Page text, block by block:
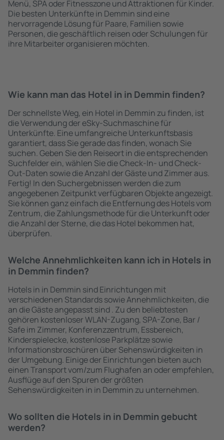
Menü, SPA oder Fitnesszone und Attraktionen für Kinder.
Die besten Unterkünfte in Demmin sind eine
hervorragende Lösung für Paare, Familien sowie
Personen, die geschäftlich reisen oder Schulungen für
ihre Mitarbeiter organisieren möchten.
Wie kann man das Hotel in in Demmin finden?
Der schnellste Weg, ein Hotel in Demmin zu finden, ist
die Verwendung der eSky-Suchmaschine für
Unterkünfte. Eine umfangreiche Unterkunftsbasis
garantiert, dass Sie gerade das finden, wonach Sie
suchen. Geben Sie den Reiseort in die entsprechenden
Suchfelder ein, wählen Sie die Check-In- und Check-
Out-Daten sowie die Anzahl der Gäste und Zimmer aus.
Fertig! In den Suchergebnissen werden die zum
angegebenen Zeitpunkt verfügbaren Objekte angezeigt.
Sie können ganz einfach die Entfernung des Hotels vom
Zentrum, die Zahlungsmethode für die Unterkunft oder
die Anzahl der Sterne, die das Hotel bekommen hat,
überprüfen.
Welche Annehmlichkeiten kann ich in Hotels in
in Demmin finden?
Hotels in in Demmin sind Einrichtungen mit
verschiedenen Standards sowie Annehmlichkeiten, die
an die Gäste angepasst sind . Zu den beliebtesten
gehören kostenloser WLAN-Zugang, SPA-Zone, Bar /
Safe im Zimmer, Konferenzzentrum, Essbereich,
Kinderspielecke, kostenlose Parkplätze sowie
Informationsbroschüren über Sehenswürdigkeiten in
der Umgebung. Einige der Einrichtungen bieten auch
einen Transport vom/zum Flughafen an oder empfehlen,
Ausflüge auf den Spuren der größten
Sehenswürdigkeiten in in Demmin zu unternehmen.
Wo sollten die Hotels in in Demmin gebucht
werden?